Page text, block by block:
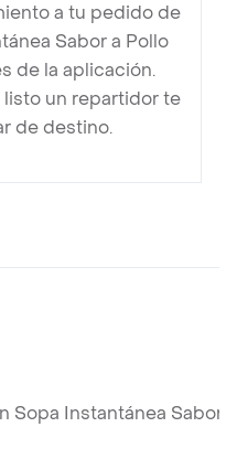
a tu pedido de
Sabor a Pollo
de la aplicación.
un repartidor te
de destino.
Sopa Instantánea Sabor